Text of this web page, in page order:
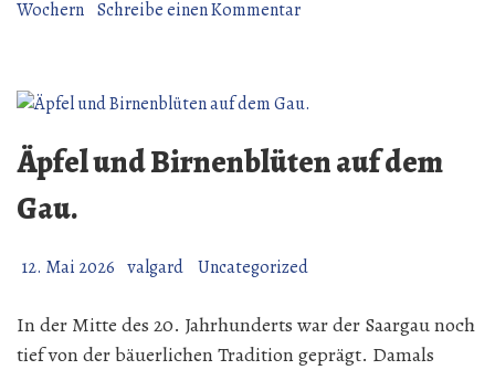
Wochern Schreibe einen Kommentarzu
Orte
Grenzregion.
Äpfel und Birnenblüten auf dem
Gau.
12. Mai 2026 valgard Uncategorized
In der Mitte des 20. Jahrhunderts war der Saargau noch
tief von der bäuerlichen Tradition geprägt. Damals